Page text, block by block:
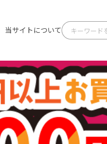
当サイトについて 最新情報